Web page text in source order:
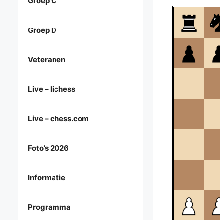
Groep D
Veteranen
Live – lichess
Live – chess.com
Foto’s 2026
Informatie
Programma